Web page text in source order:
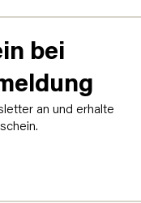
bei
an und erhalte